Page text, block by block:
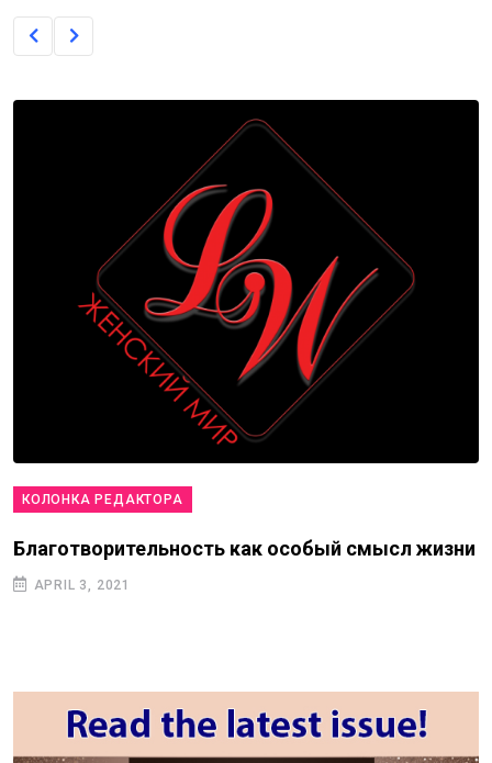
КОЛОНКА РЕДАКТОРА
Благотворительность как особый смысл жизни
APRIL 3, 2021